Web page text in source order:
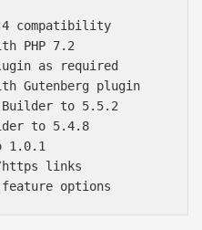
compatibility
PHP 7.2
as required
Gutenberg plugin
Builder to 5.5.2
to 5.4.8
1.0.1
links